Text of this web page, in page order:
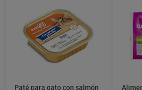
Paté para gato con salmón